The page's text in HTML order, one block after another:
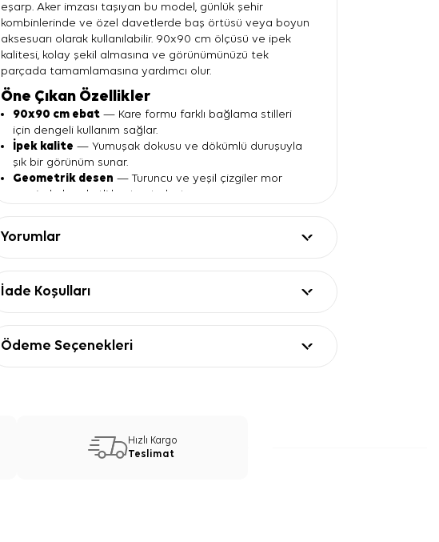
eşarp. Aker imzası taşıyan bu model, günlük şehir
kombinlerinde ve özel davetlerde baş örtüsü veya boyun
aksesuarı olarak kullanılabilir. 90x90 cm ölçüsü ve ipek
kalitesi, kolay şekil almasına ve görünümünüzü tek
parçada tamamlamasına yardımcı olur.
Öne Çıkan Özellikler
90x90 cm ebat — Kare formu farklı bağlama stilleri
için dengeli kullanım sağlar.
İpek kalite — Yumuşak dokusu ve dökümlü duruşuyla
şık bir görünüm sunar.
Geometrik desen — Turuncu ve yeşil çizgiler mor
zeminde hareketli kontrast oluşturur.
Kare eşarp formu
Ürün Detayları
Kalite
İpek krep saten
Kullanım Önerisi
Yorumlar
İade Koşulları
Ödeme Seçenekleri
Hızlı Kargo
Teslimat